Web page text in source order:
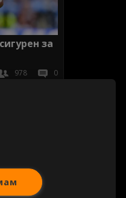
за
978
0